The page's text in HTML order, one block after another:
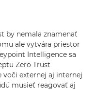
by nemala znamenať
ale vytvára priestor
Intelligence sa
Zero Trust
voči externej aj internej
musieť reagovať aj